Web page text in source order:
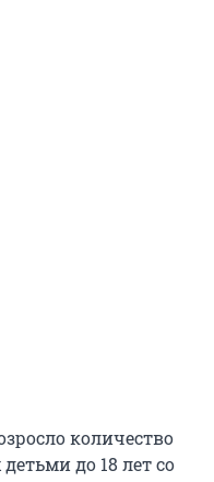
количество
до 18 лет со